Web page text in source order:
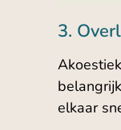
3.
elkaar